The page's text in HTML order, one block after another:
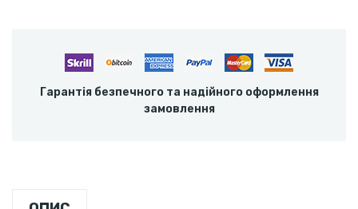
Гарантія безпечного та надійного оформлення
замовлення